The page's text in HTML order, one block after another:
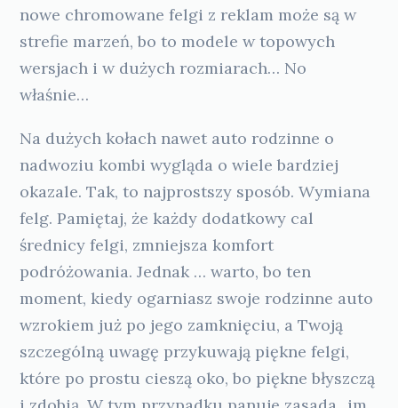
nowe chromowane felgi z reklam może są w
strefie marzeń, bo to modele w topowych
wersjach i w dużych rozmiarach… No
właśnie…
Na dużych kołach nawet auto rodzinne o
nadwoziu kombi wygląda o wiele bardziej
okazale. Tak, to najprostszy sposób. Wymiana
felg. Pamiętaj, że każdy dodatkowy cal
średnicy felgi, zmniejsza komfort
podróżowania. Jednak … warto, bo ten
moment, kiedy ogarniasz swoje rodzinne auto
wzrokiem już po jego zamknięciu, a Twoją
szczególną uwagę przykuwają piękne felgi,
które po prostu cieszą oko, bo piękne błyszczą